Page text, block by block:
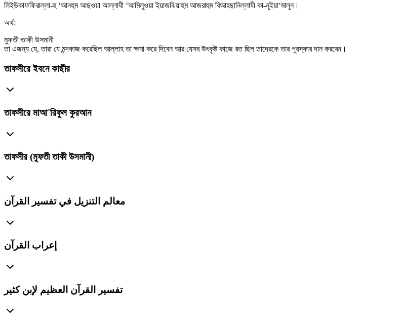
লিইউকাফফিরাল্লা-হু ‘আনহুম আছওয়া আল্লাযী ‘আমিলূওয়া ইয়াজঝিয়াহুম আজরাহুম বিআহছানিল্লাযী কা-নূইয়া‘মালূন।
অর্থ:
মুফতী তাকী উসমানী
তা এজন্য যে, তারা যে মন্দকাজ করেছিল আল্লাহ তা ক্ষমা করে দিবেন আর যেসব উৎকৃষ্ট কাজে রত ছিল তাদেরকে তার পুরস্কার দান করবেন।
তাফসীরে ইবনে কাছীর
তাফসীরে মাআ'রিফুল কুরআন
তাফসীর (মুফতী তাকী উসমানী)
معالم التنزيل في تفسير القرآن
إعراب القرآن
تفسير القرآن العظيم لإبن كثير